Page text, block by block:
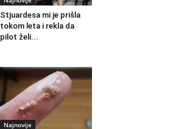
Stjuardesa mi je prišla
tokom leta i rekla da
pilot želi...
Najnovije